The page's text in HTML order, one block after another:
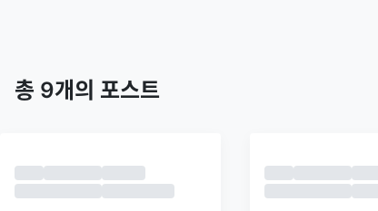
트렌딩 추천 최신
총 9개의 포스트